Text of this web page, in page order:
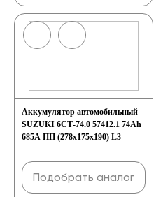
Аккумулятор автомобильный
SUZUKI 6СТ-74.0 57412.1 74Ah
685A ПП (278х175х190) L3
Подобрать аналог